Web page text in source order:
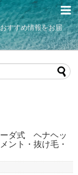
すすめ情報をお届
ダ式 ヘナヘッ
ント・抜け毛・